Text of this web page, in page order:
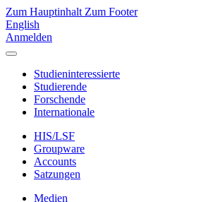
Zum Hauptinhalt Zum Footer
English
Anmelden
Studieninteressierte
Studierende
Forschende
Internationale
HIS/LSF
Groupware
Accounts
Satzungen
Medien